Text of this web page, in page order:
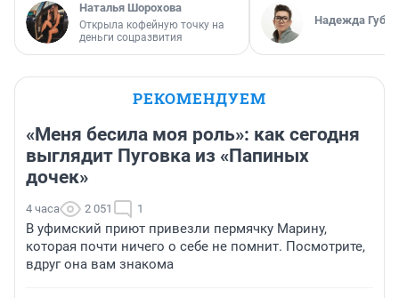
Наталья Шорохова
Открыла кофейную точку на
деньги соцразвития
Надежда
РЕКОМЕНДУЕМ
«Меня бесила моя роль»: как сегодня
выглядит Пуговка из «Папиных
дочек»
4 часа 2 051 1
В уфимский приют привезли пермячку Марину,
которая почти ничего о себе не помнит. Посмотрите,
вдруг она вам знакома